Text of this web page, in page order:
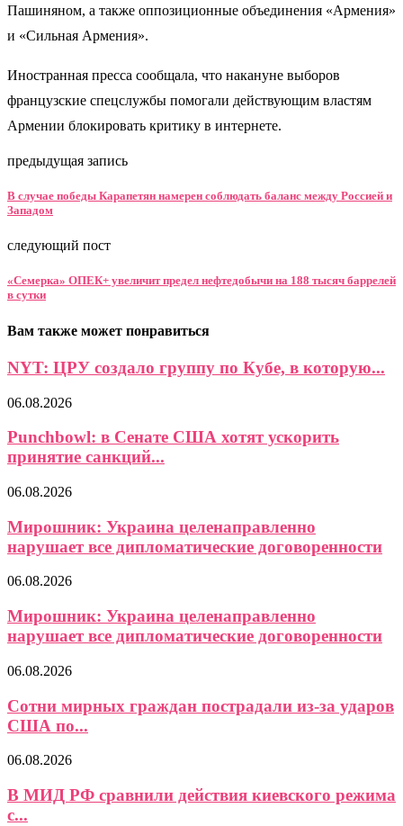
Пашиняном, а также оппозиционные объединения «Армения»
и «Сильная Армения».
Иностранная пресса сообщала, что накануне выборов
французские спецслужбы помогали действующим властям
Армении блокировать критику в интернете.
предыдущая запись
В случае победы Карапетян намерен соблюдать баланс между Россией и
Западом
следующий пост
«Семерка» ОПЕК+ увеличит предел нефтедобычи на 188 тысяч баррелей
в сутки
Вам также может понравиться
NYT: ЦРУ создало группу по Кубе, в которую...
06.08.2026
Punchbowl: в Сенате США хотят ускорить
принятие санкций...
06.08.2026
Мирошник: Украина целенаправленно
нарушает все дипломатические договоренности
06.08.2026
Мирошник: Украина целенаправленно
нарушает все дипломатические договоренности
06.08.2026
Сотни мирных граждан пострадали из-за ударов
США по...
06.08.2026
В МИД РФ сравнили действия киевского режима
с...